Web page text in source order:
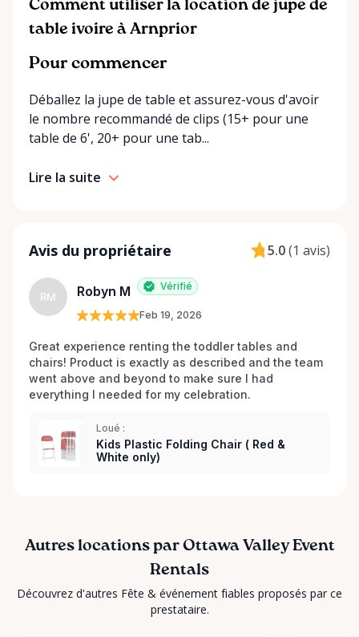
smoothly from start to finish. If you can’t find
exactly what you’re looking for on our site, just
additional items or help you find the right solution
Ottawa Valley Event Rentals — helping make special
moments even better across the Ottawa Valley.
Comment utiliser la location de jupe de
table ivoire à Arnprior
Pour commencer
Déballez la jupe de table et assurez-vous d'avoir
le nombre recommandé de clips (15+ pour une
table de 6', 20+ pour une tab...
Lire la suite
Avis du propriétaire 5.0(1 avis)
RM Robyn M Vérifié
Feb 19, 2026
Great experience renting the toddler tables and
chairs! Product is exactly as described and the team
went above and beyond to make sure I had
everything I needed for my celebration.
Loué :
Kids Plastic Folding Chair ( Red &
White only)
Autres locations par Ottawa Valley Event
Rentals
Découvrez d'autres Fête & événement fiables proposés par ce
prestataire.